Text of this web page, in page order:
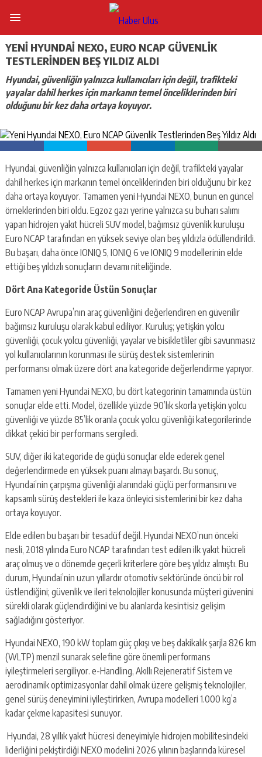
YENI HYUNDAI NEXO, EURO NCAP GÜVENLIK
TESTLERINDEN BEŞ YILDIZ ALDI
Hyundai, güvenliğin yalnızca kullanıcıları için değil, trafikteki
yayalar dahil herkes için markanın temel önceliklerinden biri
olduğunu bir kez daha ortaya koyuyor.
Hyundai, güvenliğin yalnızca kullanıcıları için değil, trafikteki yayalar
dahil herkes için markanın temel önceliklerinden biri olduğunu bir kez
daha ortaya koyuyor. Tamamen yeni Hyundai NEXO, bunun en güncel
örneklerinden biri oldu. Egzoz gazı yerine yalnızca su buharı salımı
yapan hidrojen yakıt hücreli SUV model, bağımsız güvenlik kuruluşu
Euro NCAP tarafından en yüksek seviye olan beş yıldızla ödüllendirildi.
Bu başarı, daha önce IONIQ 5, IONIQ 6 ve IONIQ 9 modellerinin elde
ettiği beş yıldızlı sonuçların devamı niteliğinde.
Dört Ana Kategoride Üstün Sonuçlar
Euro NCAP Avrupa’nın araç güvenliğini değerlendiren en güvenilir
bağımsız kuruluşu olarak kabul ediliyor. Kuruluş; yetişkin yolcu
güvenliği, çocuk yolcu güvenliği, yayalar ve bisikletliler gibi savunmasız
yol kullanıcılarının korunması ile sürüş destek sistemlerinin
performansı olmak üzere dört ana kategoride değerlendirme yapıyor.
Tamamen yeni Hyundai NEXO, bu dört kategorinin tamamında üstün
sonuçlar elde etti. Model, özellikle yüzde 90’lık skorla yetişkin yolcu
güvenliği ve yüzde 85’lik oranla çocuk yolcu güvenliği kategorilerinde
dikkat çekici bir performans sergiledi.
SUV, diğer iki kategoride de güçlü sonuçlar elde ederek genel
değerlendirmede en yüksek puanı almayı başardı. Bu sonuç,
Hyundai’nin çarpışma güvenliği alanındaki güçlü performansını ve
kapsamlı sürüş destekleri ile kaza önleyici sistemlerini bir kez daha
ortaya koyuyor.
Elde edilen bu başarı bir tesadüf değil. Hyundai NEXO’nun önceki
nesli, 2018 yılında Euro NCAP tarafından test edilen ilk yakıt hücreli
araç olmuş ve o dönemde geçerli kriterlere göre beş yıldız almıştı. Bu
durum, Hyundai’nin uzun yıllardır otomotiv sektöründe öncü bir rol
üstlendiğini; güvenlik ve ileri teknolojiler konusunda müşteri güvenini
sürekli olarak güçlendirdiğini ve bu alanlarda kesintisiz gelişim
sağladığını gösteriyor.
Hyundai NEXO, 190 kW toplam güç çıkışı ve beş dakikalık şarjla 826 km
(WLTP) menzil sunarak selefine göre önemli performans
iyileştirmeleri sergiliyor. e-Handling, Akıllı Rejeneratif Sistem ve
aerodinamik optimizasyonlar dahil olmak üzere gelişmiş teknolojiler,
genel sürüş deneyimini iyileştirirken, Avrupa modelleri 1.000 kg’a
kadar çekme kapasitesi sunuyor.
Hyundai, 28 yıllık yakıt hücresi deneyimiyle hidrojen mobilitesindeki
liderliğini pekiştirdiği NEXO modelini 2026 yılının başlarında küresel